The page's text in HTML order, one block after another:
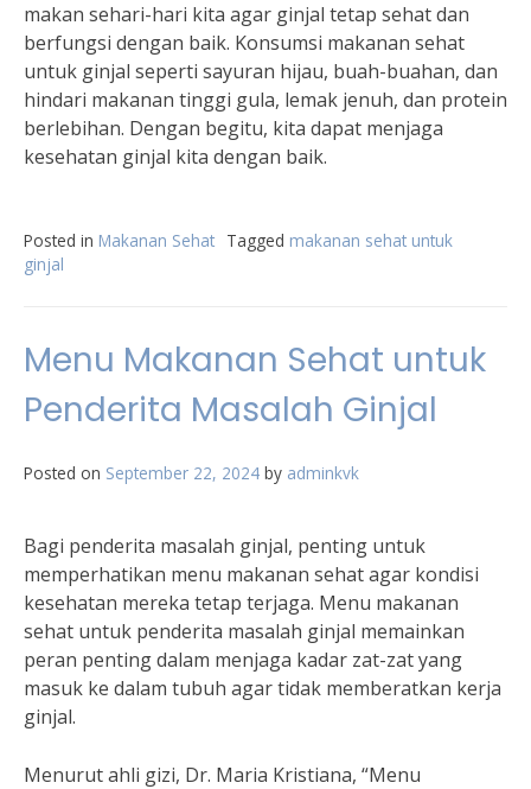
makan sehari-hari kita agar ginjal tetap sehat dan
berfungsi dengan baik. Konsumsi makanan sehat
untuk ginjal seperti sayuran hijau, buah-buahan, dan
hindari makanan tinggi gula, lemak jenuh, dan protein
berlebihan. Dengan begitu, kita dapat menjaga
kesehatan ginjal kita dengan baik.
Posted in Makanan Sehat Tagged makanan sehat untuk
ginjal
Menu Makanan Sehat untuk
Penderita Masalah Ginjal
Posted on September 22, 2024 by adminkvk
Bagi penderita masalah ginjal, penting untuk
memperhatikan menu makanan sehat agar kondisi
kesehatan mereka tetap terjaga. Menu makanan
sehat untuk penderita masalah ginjal memainkan
peran penting dalam menjaga kadar zat-zat yang
masuk ke dalam tubuh agar tidak memberatkan kerja
ginjal.
Menurut ahli gizi, Dr. Maria Kristiana, “Menu